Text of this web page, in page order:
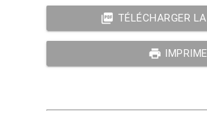
picture_as_pdf TÉLÉCHARGER
print